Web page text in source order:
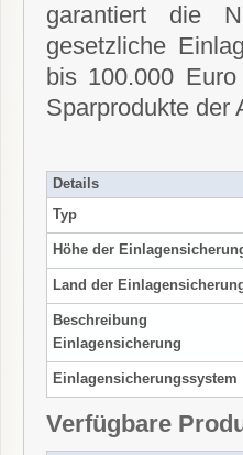
garantiert die
gesetzliche
bis 100.000
Sparprodukte der
Details
Typ
Höhe der
Land der
Beschreibung
Einlagensicherung
Einlagensicherungssystem
Verfügbare